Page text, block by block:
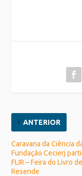
ANTERIOR
Caravana da Ciência
Fundação Cecierj
FLIR – Feira do Livro de
Resende